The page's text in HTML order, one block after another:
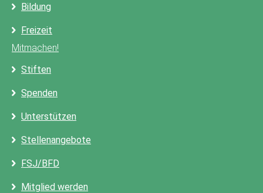
Bildung
Freizeit
Mitmachen!
Stiften
Spenden
Unterstützen
Stellenangebote
FSJ/BFD
Mitglied werden